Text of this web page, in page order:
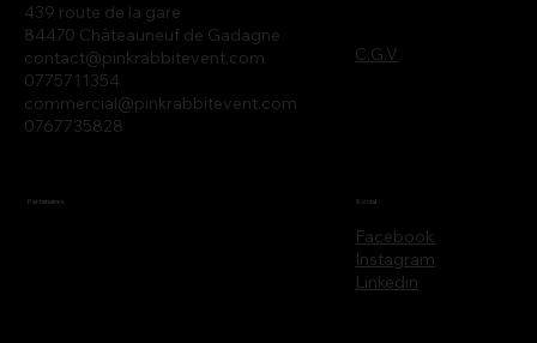
439 route de la gare
84470 Châteauneuf de Gadagne
contact@pinkrabbitevent.com
0775711354
commercial@pinkrabbitevent.com
0767735828
C.G.V
Partenaires
Facebook
Instagram
Linkedin
Social